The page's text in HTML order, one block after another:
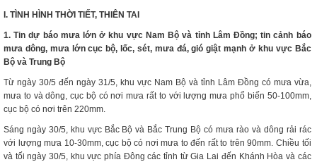
I. TÌNH HÌNH THỜI TIẾT, THIÊN TAI
1. Tin dự báo mưa lớn ở khu vực Nam Bộ và tỉnh Lâm Đồng; tin cảnh báo
mưa dông, mưa lớn cục bộ, lốc, sét, mưa đá, gió giật mạnh ở khu vực Bắc
Bộ và Trung Bộ
Từ ngày 30/5 đến ngày 31/5, khu vực Nam Bộ và tỉnh Lâm Đồng có mưa vừa,
mưa to và dông, cục bộ có nơi mưa rất to với lượng mưa phổ biến 50-100mm,
cục bộ có nơi trên 220mm.
Sáng ngày 30/5, khu vực Bắc Bộ và Bắc Trung Bộ có mưa rào và dông rải rác
với lượng mưa 10-30mm, cục bộ có nơi mưa to đến rất to trên 90mm. Chiều tối
và tối ngày 30/5, khu vực phía Đông các tỉnh từ Gia Lai đến Khánh Hòa và các